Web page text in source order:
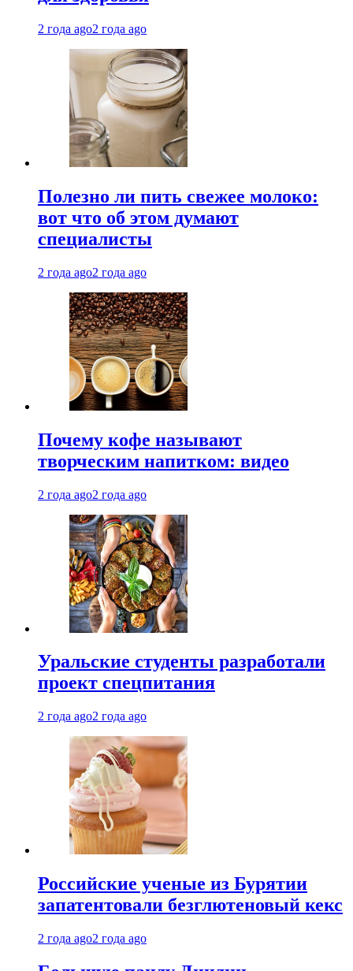
2 года ago2 года ago
Полезно ли пить свежее молоко:
вот что об этом думают
специалисты
2 года ago2 года ago
Почему кофе называют
творческим напитком: видео
2 года ago2 года ago
Уральские студенты разработали
проект спецпитания
2 года ago2 года ago
Российские ученые из Бурятии
запатентовали безглютеновый кекс
2 года ago2 года ago